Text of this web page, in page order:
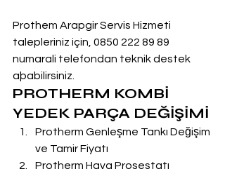
Prothem Arapgir Servis Hizmeti
talepleriniz için, 0850 222 89 89
numarali telefondan teknik destek
aþabilirsiniz.
PROTHERM KOMBİ
YEDEK PARÇA DEĞİŞİMİ
Protherm Genleşme Tankı Değişim
ve Tamir Fiyatı
Protherm Hava Prosestatı